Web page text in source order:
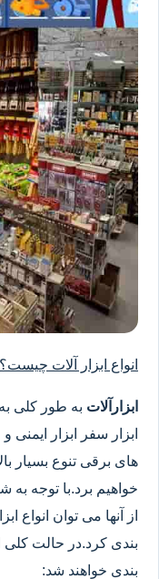
انواع ابزار آلات چیست؟
ابزارآلات به طور کلی
ابزار سفر ابزار
های برقی تنوع بسیار
خواهیم برد.با توجه
از آنها می توان انواع
بندی کرد.در حالت کلی
بندی خواهند شد: